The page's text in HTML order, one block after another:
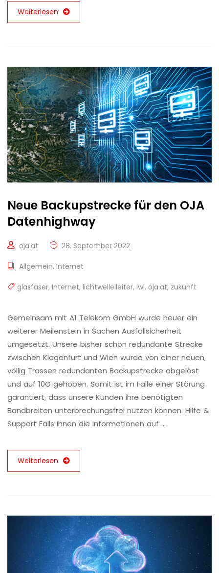
Weiterlesen
Neue Backupstrecke für den OJA
Datenhighway
oja.at 28. September 2022
Allgemein, Internet
glasfaser, Internet, lichtwellelleiter, lwl, oja.at, zukunft
Gemeinsam mit A1 Telekom GmbH wurde heuer ein
weiterer Meilenstein in Sachen Ausfallsicherheit
umgesetzt. Unsere bisher schon redundante Strecke
zwischen Klagenfurt und Wien wurde von einer neuen,
völlig Trassen redundanten Backupstrecke abgelöst
und auf 10G gehoben. Somit ist im Falle einer Störung
garantiert, dass unsere Kunden ihre benötigten
Bandbreiten unterbrechungsfrei nutzen können. Hilfe &
Support Falls Ihnen die Informationen auf …
Weiterlesen